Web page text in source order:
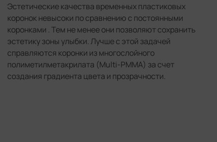
Эстетические качества временных пластиковых
коронок невысоки по сравнению с постоянными
коронками . Тем не менее они позволяют сохранить
эстетику зоны улыбки. Лучше с этой задачей
справляются коронки из многослойного
полиметилметакрилата (Multi-PMMA) за счет
создания градиента цвета и прозрачности.